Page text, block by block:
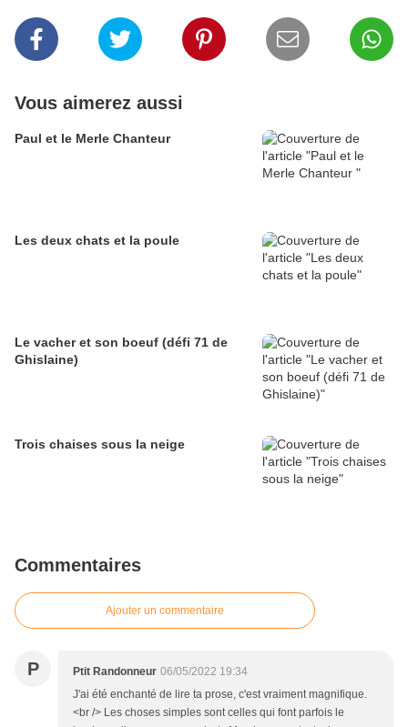
Vous aimerez aussi
Paul et le Merle Chanteur
Les deux chats et la poule
Le vacher et son boeuf (défi 71 de
Ghislaine)
Trois chaises sous la neige
Commentaires
Ajouter un commentaire
P Ptit Randonneur 06/05/2022 19:34
J'ai été enchanté de lire ta prose, c'est vraiment magnifique.
<br /> Les choses simples sont celles qui font parfois le